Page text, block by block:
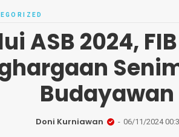
ASB 2024,
Budayawan
Doni Kurniawan 06/11/2024